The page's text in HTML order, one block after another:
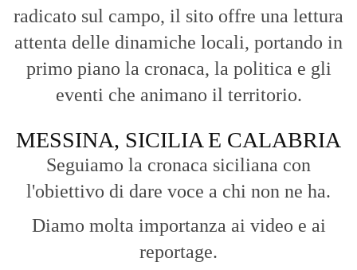
radicato sul campo, il sito offre una lettura
attenta delle dinamiche locali, portando in
primo piano la cronaca, la politica e gli
eventi che animano il territorio.
MESSINA, SICILIA E CALABRIA
Seguiamo la cronaca siciliana con
l'obiettivo di dare voce a chi non ne ha.
Diamo molta importanza ai video e ai
reportage.